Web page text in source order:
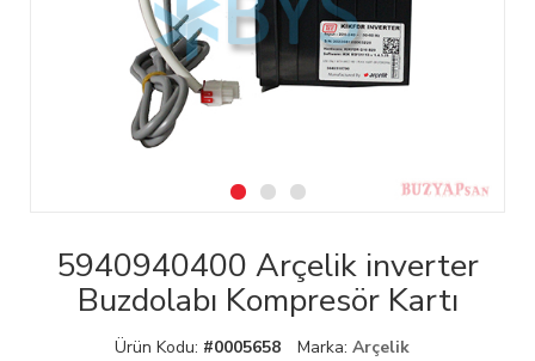
5940940400 Arçelik inverter
Buzdolabı Kompresör Kartı
Ürün Kodu: #0005658 Marka: Arçelik